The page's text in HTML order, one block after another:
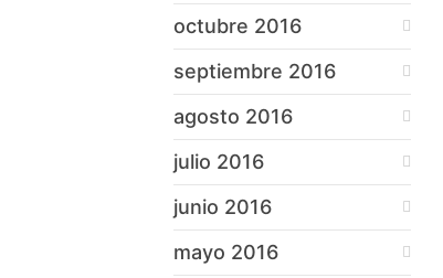
octubre 2016
septiembre 2016
agosto 2016
julio 2016
junio 2016
mayo 2016